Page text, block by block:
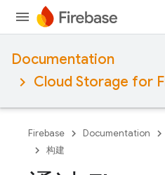
Documentation
Cloud Storage for
Firebase Documentation
构建